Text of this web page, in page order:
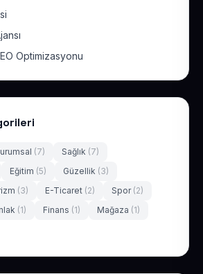
Optimizasyonu
(7) Sağlık (7)
Eğitim (5) Güzellik (3)
(3) E-Ticaret (2) Spor (2)
(1) Finans (1) Mağaza (1)